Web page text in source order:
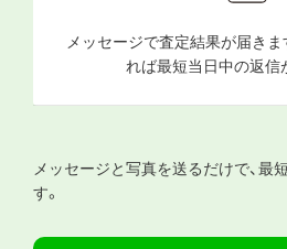
メッセージで査定結果が届き
れば最短当日中の返信
メッセージと写真を送るだけで、最
す。